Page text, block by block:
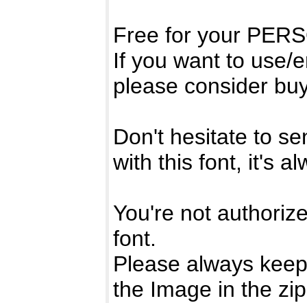
Free for your
If you want to use/
please consider
Don't hesitate to
with this font, it's
You're not
font.
Please always
the Image in the